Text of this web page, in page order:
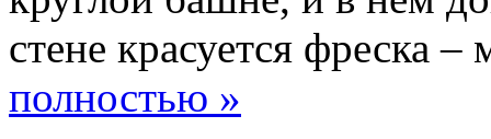
стене красуется фреска
полностью »